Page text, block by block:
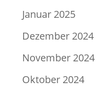
Januar 2025
Dezember 2024
November 2024
Oktober 2024